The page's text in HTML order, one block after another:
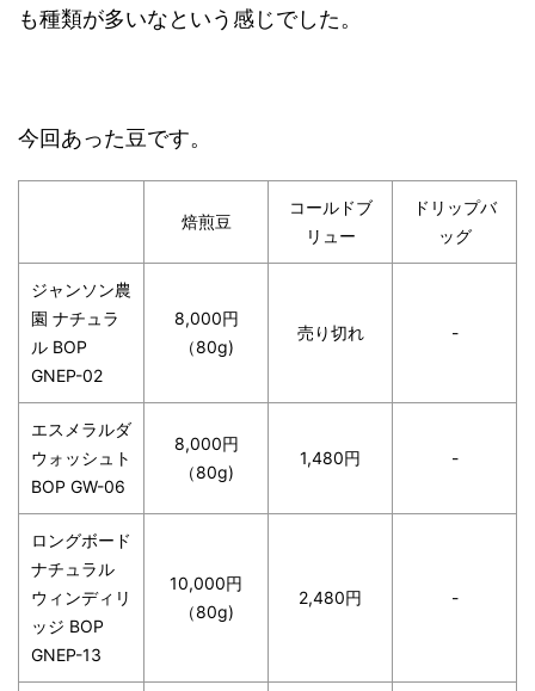
も種類が多いなという感じでした。
今回あった豆です。
焙煎豆
コールドブ
リュー
ドリップバ
ッグ
ジャンソン農
園 ナチュラ
ル BOP
GNEP-02
8,000円
（80g)
売り切れ -
エスメラルダ
ウォッシュト
BOP GW-06
8,000円
（80g)
1,480円 -
ロングボード
ナチュラル
ウィンディリ
ッジ BOP
GNEP-13
10,000円
（80g)
2,480円 -